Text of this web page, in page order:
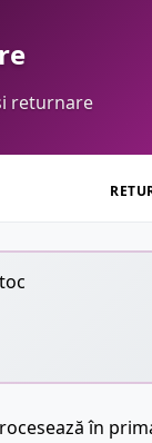
returnare
în